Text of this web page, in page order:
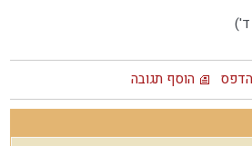
ד')
הדפס הוסף תגובה